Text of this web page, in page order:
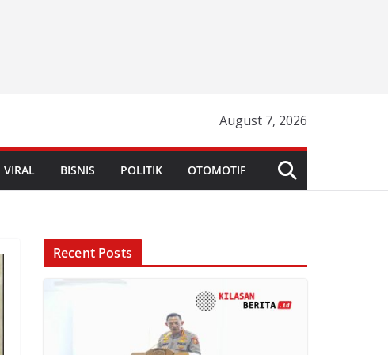
August 7, 2026
VIRAL BISNIS POLITIK OTOMOTIF
Recent Posts